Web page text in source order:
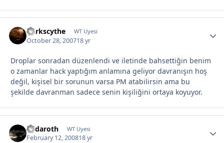
Darkscythe WT Uyesi
October 28, 200718 yr
Droplar sonradan düzenlendi ve iletinde bahsettiğin benim
o zamanlar hack yaptığım anlamına geliyor davranışın hoş
değil, kişisel bir sorunun varsa PM atabilirsin ama bu
şekilde davranman sadece senin kişiliğini ortaya koyuyor.
Endaroth WT Uyesi
February 12, 200818 yr